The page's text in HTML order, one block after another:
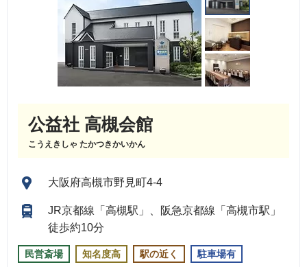
公益社 高槻会館
こうえきしゃ たかつきかいかん
大阪府高槻市野見町4-4
JR京都線「高槻駅」、阪急京都線「高槻市駅」
徒歩約10分
民営斎場 知名度高 駅の近く 駐車場有